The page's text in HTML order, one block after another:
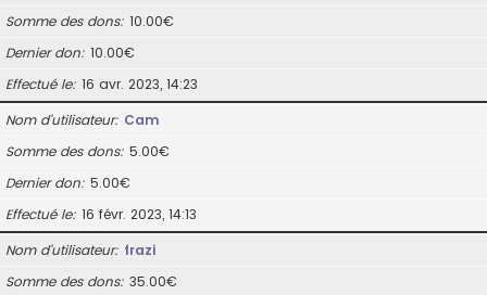
Somme des dons 10.00€
Dernier don 10.00€
Effectué le 16 avr. 2023, 14:23
Nom d’utilisateur Cam
Somme des dons 5.00€
Dernier don 5.00€
Effectué le 16 févr. 2023, 14:13
Nom d’utilisateur frazi
Somme des dons 35.00€